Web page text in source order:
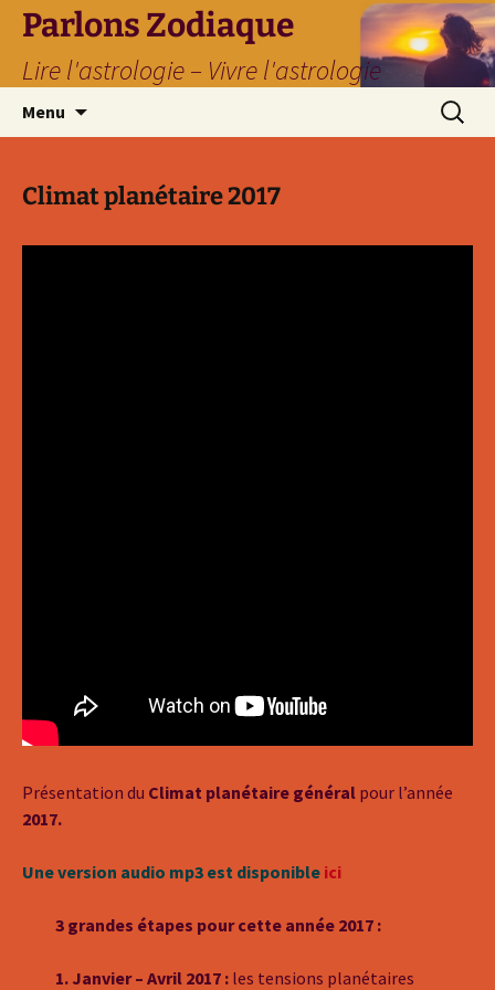
Parlons Zodiaque
Lire l'astrologie – Vivre l'astrologie
Menu
Climat planétaire 2017
Présentation du Climat planétaire général pour l’année
2017.
Une version audio mp3 est disponible ici
3 grandes étapes pour cette année 2017 :
1. Janvier – Avril 2017 : les tensions planétaires